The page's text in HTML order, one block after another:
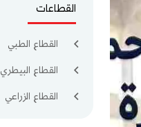
القطاعات
القطاع الطبي
القطاع البيطري
القطاع الزراعي